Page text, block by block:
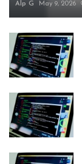
Alp G May 9, 2026